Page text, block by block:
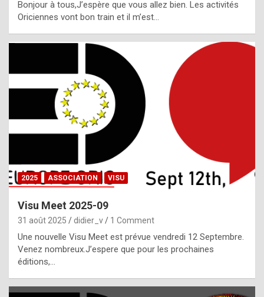
c
i
l
,
g
h
t
f
Bonjour à tous,J’espère que vous allez bien. Les activités
Oriciennes vont bon train et il m’est…
2025 ASSOCIATION VISU
Visu Meet 2025-09
31 août 2025 didier_v 1 Comment
Une nouvelle Visu Meet est prévue vendredi 12 Septembre.
Venez nombreux.J’espere que pour les prochaines
éditions,…